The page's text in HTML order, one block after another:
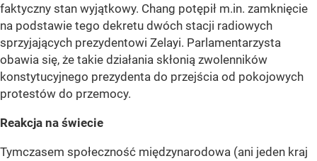
faktyczny stan wyjątkowy. Chang potępił m.in. zamknięcie
na podstawie tego dekretu dwóch stacji radiowych
sprzyjających prezydentowi Zelayi. Parlamentarzysta
obawia się, że takie działania skłonią zwolenników
konstytucyjnego prezydenta do przejścia od pokojowych
protestów do przemocy.
Reakcja na świecie
Tymczasem społeczność międzynarodowa (ani jeden kraj